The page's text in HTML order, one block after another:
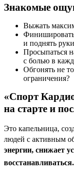
Знакомые
Выжать
Финишировать
и поднять
Просыпаться
с болью в
Обгонять не
ограничения?
«Спорт
на старте и
Это капельница,
людей с активным
энергии, снижает
восстанавливаться.